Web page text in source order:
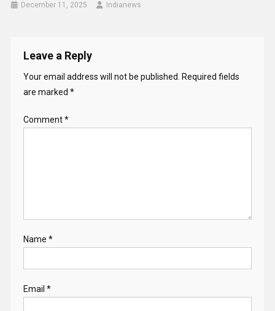
December 11, 2025 Indianews
Leave a Reply
Your email address will not be published.
Required fields
are marked *
Comment*
Name *
Email *